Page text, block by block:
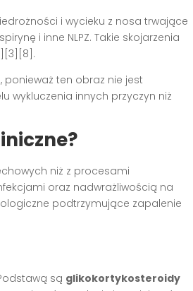
i wycieku z nosa trwające
i inne NLPZ. Takie skojarzenia
ten obraz nie jest
wykluczenia innych przyczyn niż
niż z procesami
oraz nadwrażliwością na
podtrzymujące zapalenie
są glikokortykosteroidy